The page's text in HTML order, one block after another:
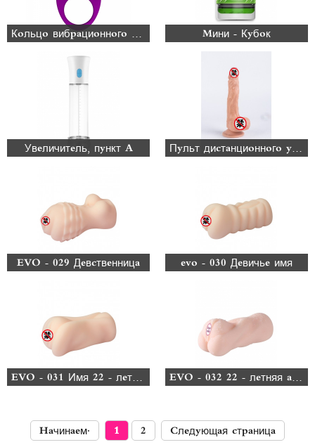
Мини - Кубок
Увеличитель, пункт А Пульт дистанционного управления, реалистичны
EVO - 029 Девственница evo - 030 Девичье имя
EVO - 032 22 - летняя актриса
Начинаем. 1 2 Следующая страница